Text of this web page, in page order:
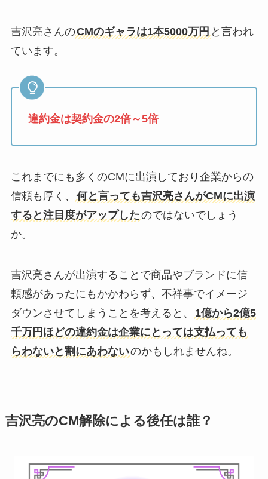
吉沢亮さんのCMのギャラは1本5000万円 と言われ
ています。
違約金は契約金の2倍～5倍
これまでにも多くのCMに出演しており企業からの
信頼も厚く、
何と言っても吉沢亮さんがCMに出演
すると注目度がアップしたのではないでしょう
か。
吉沢亮さんが出演することで商品やブランドに信
頼感があったにもかかわらず、不祥事でイメージ
ダウンさせてしまうことを考えると、
1億から2億5
千万円ほどの違約金は企業にとっては支払っても
らわないと割にあわないのかもしれませんね。
吉沢亮のCM解除による後任は誰？